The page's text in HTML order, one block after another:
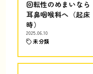
回転性のめまいなら
耳鼻咽喉科へ（起床
時）
2025.06.10
未分類